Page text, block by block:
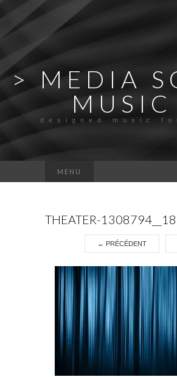
> MEDIA
MUSIC
designed music
MENU
THEATER-
← PRÉCÉDENT